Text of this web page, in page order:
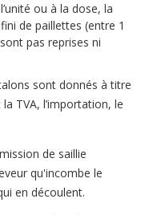
ou à la dose, la
de paillettes (entre 1
pas reprises ni
sont donnés à titre
TVA, l’importation, le
de saillie
qu'incombe le
en découlent.